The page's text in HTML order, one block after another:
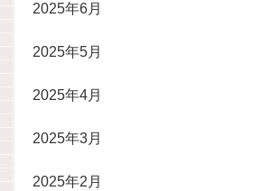
2025年6月
2025年5月
2025年4月
2025年3月
2025年2月